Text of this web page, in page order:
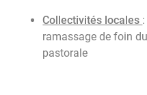
Collectivités locales
ramassage de foin
pastorale